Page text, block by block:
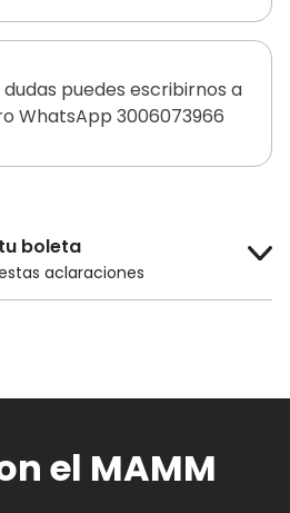
dudas puedes escribirnos a
WhatsApp 3006073966
boleta
aclaraciones
y estudiantes con
las boletas solo son
el MAMM